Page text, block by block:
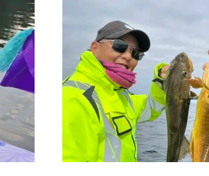
IS
IN
VOLLE
GANG,
MAAR
JULLIE
BLIJVEN
KNALLEN!